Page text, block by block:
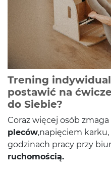
Trening
postawić na
do Siebie?
Coraz więcej osób zmaga
pleców,napię­ciem
godz­i­nach pracy przy
ruchomością.